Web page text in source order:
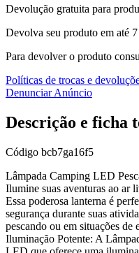
Devolução gratuita para
Devolva seu produto em até
Para devolver o produto
Políticas de trocas e
Denunciar Anúncio
Descrição e ficha
Código bcb7ga16f5
Lâmpada Camping LED
Ilumine suas aventuras ao ar
Essa poderosa lanterna é
segurança durante suas
pescando ou em situações
Iluminação Potente: A